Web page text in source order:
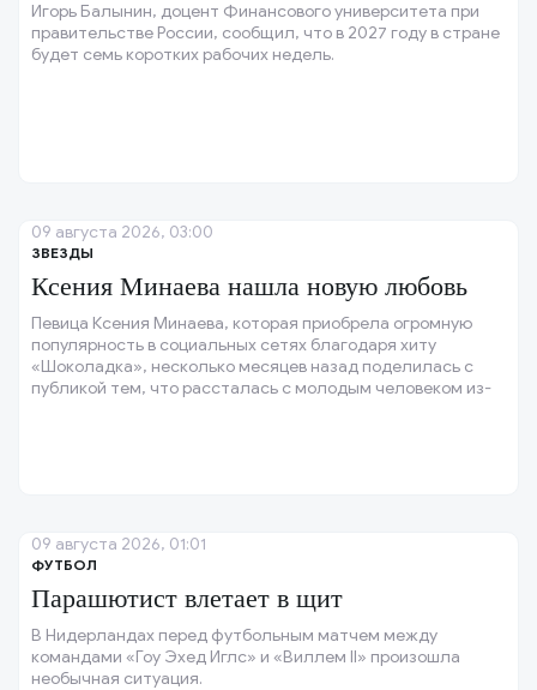
Игорь Балынин, доцент Финансового университета при
правительстве России, сообщил, что в 2027 году в стране
будет семь коротких рабочих недель.
ЗВЕЗДЫ
Ксения Минаева нашла новую любовь
Певица Ксения Минаева, которая приобрела огромную
популярность в социальных сетях благодаря хиту
«Шоколадка», несколько месяцев назад поделилась с
публикой тем, что рассталась с молодым человеком из-
09 августа 2026, 03:00
ФУТБОЛ
Парашютист влетает в щит
В Нидерландах перед футбольным матчем между
командами «Гоу Эхед Иглс» и «Виллем II» произошла
необычная ситуация.
09 августа 2026, 01:01